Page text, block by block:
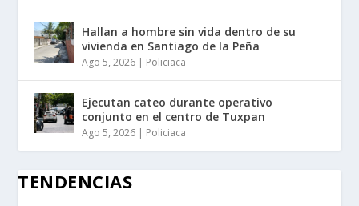
Hallan a hombre sin vida dentro de su
vivienda en Santiago de la Peña
Ago 5, 2026 | Policiaca
Ejecutan cateo durante operativo
conjunto en el centro de Tuxpan
Ago 5, 2026 | Policiaca
TENDENCIAS